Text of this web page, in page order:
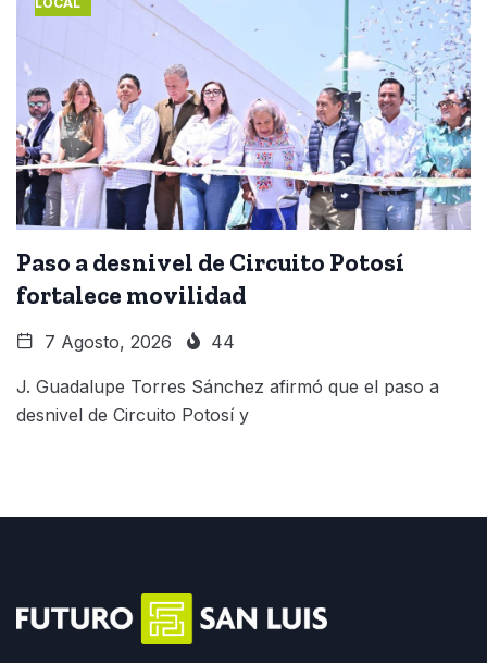
Paso a desnivel de Circuito Potosí
fortalece movilidad
7 Agosto, 2026 44
J. Guadalupe Torres Sánchez afirmó que el paso a
desnivel de Circuito Potosí y